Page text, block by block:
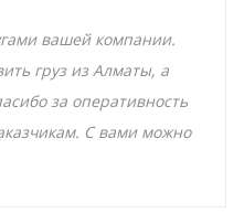
вашей компании.
груз из Алматы, а
за оперативность
С вами можно